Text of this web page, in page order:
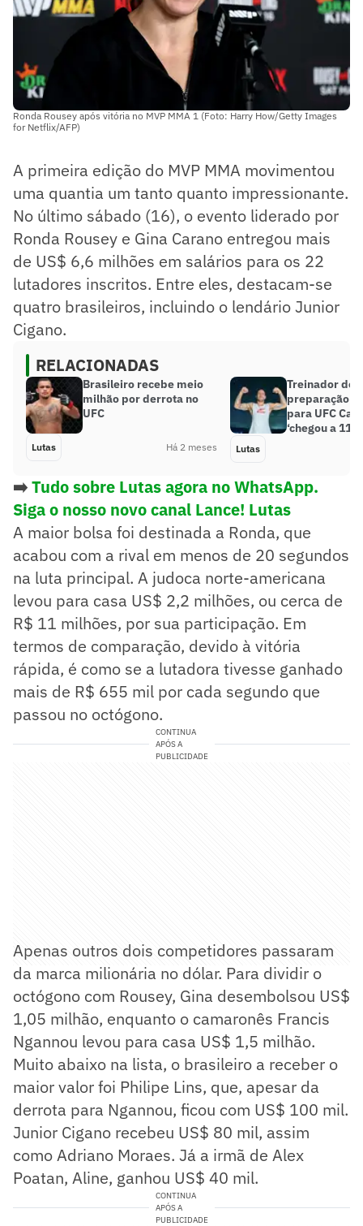
Ronda Rousey após vitória no MVP MMA 1 (Foto: Harry How/Getty Images
for Netflix/AFP)
A primeira edição do MVP MMA movimentou
uma quantia um tanto quanto impressionante.
No último sábado (16), o evento liderado por
Ronda Rousey e Gina Carano entregou mais
de US$ 6,6 milhões em salários para os 22
lutadores inscritos. Entre eles, destacam-se
quatro brasileiros, incluindo o lendário Junior
Cigano.
RELACIONADAS
Brasileiro recebe meio
milhão por derrota no
UFC
Lutas Há 2 meses
Treinador
preparação
para UFC
‘chegou a
Lutas
➡️Tudo sobre Lutas agora no WhatsApp.
Siga o nosso novo canal Lance! Lutas
A maior bolsa foi destinada a Ronda, que
acabou com a rival em menos de 20 segundos
na luta principal. A judoca norte-americana
levou para casa US$ 2,2 milhões, ou cerca de
R$ 11 milhões, por sua participação. Em
termos de comparação, devido à vitória
rápida, é como se a lutadora tivesse ganhado
mais de R$ 655 mil por cada segundo que
passou no octógono.
CONTINUA
APÓS A
PUBLICIDADE
Apenas outros dois competidores passaram
da marca milionária no dólar. Para dividir o
octógono com Rousey, Gina desembolsou US$
1,05 milhão, enquanto o camaronês Francis
Ngannou levou para casa US$ 1,5 milhão.
Muito abaixo na lista, o brasileiro a receber o
maior valor foi Philipe Lins, que, apesar da
derrota para Ngannou, ficou com US$ 100 mil.
Junior Cigano recebeu US$ 80 mil, assim
como Adriano Moraes. Já a irmã de Alex
Poatan, Aline, ganhou US$ 40 mil.
CONTINUA
APÓS A
PUBLICIDADE